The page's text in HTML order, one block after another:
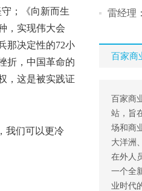
；《向新而生
，实现伟大会
那决定性的72小
折，中国革命的
，这是被实践证
我们可以更冷
雷经理
百家商
百家商
站，旨
场和商
大洋洲
在外人
一个全
业时代